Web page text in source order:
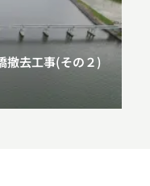
撤去工事(その２)